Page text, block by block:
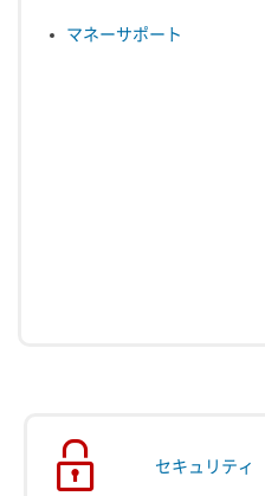
マネーサポート
セキュリティ